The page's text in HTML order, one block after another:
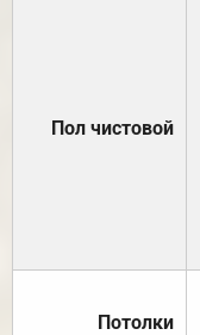
Пол чистовой
Потолки